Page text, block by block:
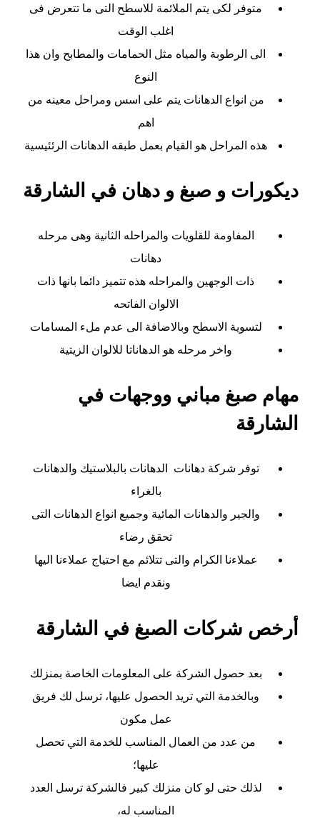
متوفر لكى يتم الملائمة للاسطح التى ما تتعرض فى
اغلب الوقت
الى الرطوبة والمياه مثل الحمامات والمطابح وان هذا
النوع
من انواع الدهانات يتم على اسس ومراحل معينه من
اهم
هذه المراحل هو القيام بعمل طبقه الدهانات الرئئيسية
ديكورات و صبغ و دهان في الشارقة
المفاومة للقلويات والمراحله الثانية وهى مرحله
دهانات
ذات الوجهين والمراحله هذه تتميز دائما بانها ذات
الالوان الفاتحه
لتسوية الاسطح وبالاضافة الى عدم ملء المسامات
واخر مرحله هو الدهاناتا للالوان الزيتية
مهام صبغ مباني ووجهات في
الشارقة
توفر شركة دهانات الدهانات بالبلاستيك والدهانات
بالغراء
والجير والدهانات المائية وجميع انواع الدهانات التى
تحقق رضاء
عملاءنا الكرام والتى تتلائم مع احتياج عملاءنا اليها
ونقدم ايضا
أرخص شركات الصبغ في الشارقة
بعد حصول الشركة على المعلومات الخاصة بمنزلك
وبالخدمة التي تريد الحصول عليها، ترسل لك فريق
عمل مكون
من عدد من العمال المناسب للخدمة التي تحصل
عليها؛
لذلك حتى لو كان منزلك كبير فالشركة ترسل العدد
المناسب له،